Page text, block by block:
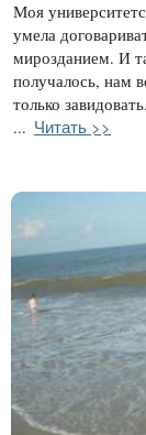
Моя
умела
мирозданием. И
получалось, нам
только
... Читать >>